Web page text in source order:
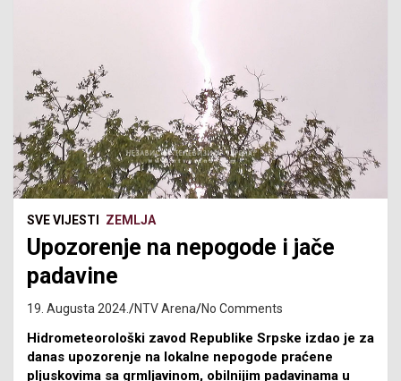
SVE VIJESTI ZEMLJA
Upozorenje na nepogode i jače
padavine
19. Augusta 2024. NTV Arena No Comments
Hidrometeorološki zavod Republike Srpske izdao je za
danas upozorenje na lokalne nepogode praćene
pljuskovima sa grmljavinom, obilnijim padavinama u